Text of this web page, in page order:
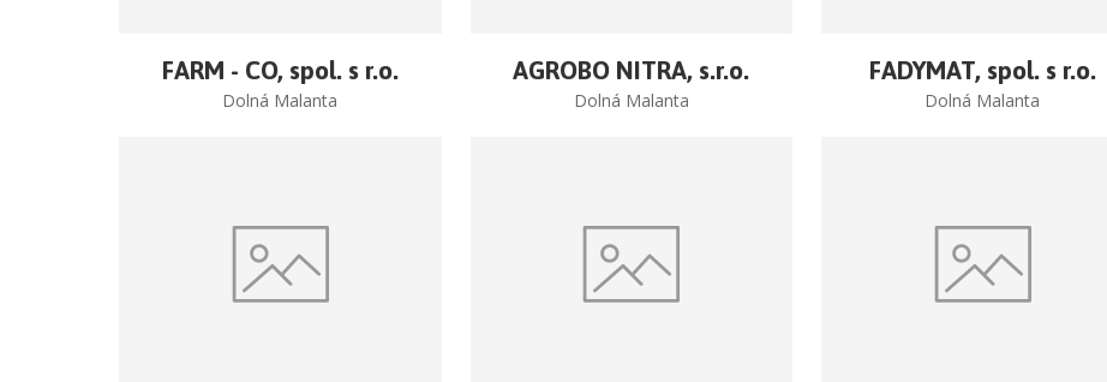
FARM - CO, spol. s r.o.
Dolná Malanta
AGROBO NITRA, s.r.o.
Dolná Malanta
FADYMAT, spol. s r.o.
Dolná Malanta